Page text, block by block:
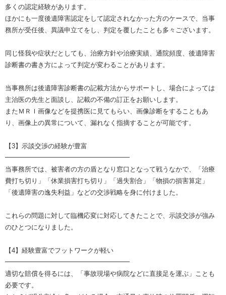
多くの認定経験があります。
ほかにも一度後遺障害認定をして認定されなかった方のケースで、当事
務所が受任後、異議申立てをし、判定を覆したことも多々ございます。
同じ怪我や症状だとしても、治療方針や治療実績、通院頻度、後遺障害
診断書の書き方によって判定が変わることがあります。
当事務所は後遺障害診断書の記載方法からサポートし、場合によっては
主治医の先生と面談し、記載の不備の訂正をお願いします。
またＭＲＩ画像などを提携医に見てもらい、画像診断をすることもあ
り、画像上の異常について、漏れなく指摘することが可能です。
【3】示談交渉の経験が豊富
━━━━━━━━━━━━━━━━━━━
当事務所では、被害者の方の盾となり窓口となって戦うなかで、「治療
費打ち切り」「休業損害打ち切り」「過失割合」「物損の損害算定」
「後遺障害の逸失利益」などの交渉戦略を身に付けました。
これらの問題に対して臨機応変に対応してきたことで、示談交渉が強み
のひとつになりました。
【4】経験豊富でフットワークが軽い
━━━━━━━━━━━━━━━━━━━
適切な賠償を得るには、「事故現場や病院などに直接足を運ぶ」ことも
必要です。